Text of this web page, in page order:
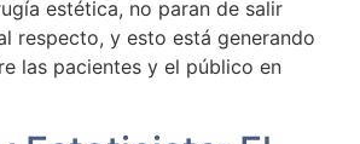
estética, no paran de salir
respecto, y esto está generando
las pacientes y el público en